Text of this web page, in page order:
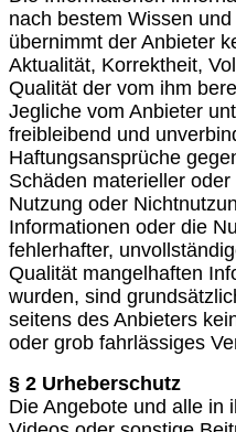
nach bestem Wissen
übernimmt der Anbieter
Aktualität, Korrektheit,
Qualität der vom ihm
Jegliche vom Anbieter
freibleibend und
Haftungsansprüche
Schäden materieller
Nutzung oder
Informationen oder die
fehlerhafter,
Qualität mangelhaften
wurden, sind
seitens des Anbieters
oder grob fahrlässiges
§ 2 Urheberschutz
Die Angebote und alle in